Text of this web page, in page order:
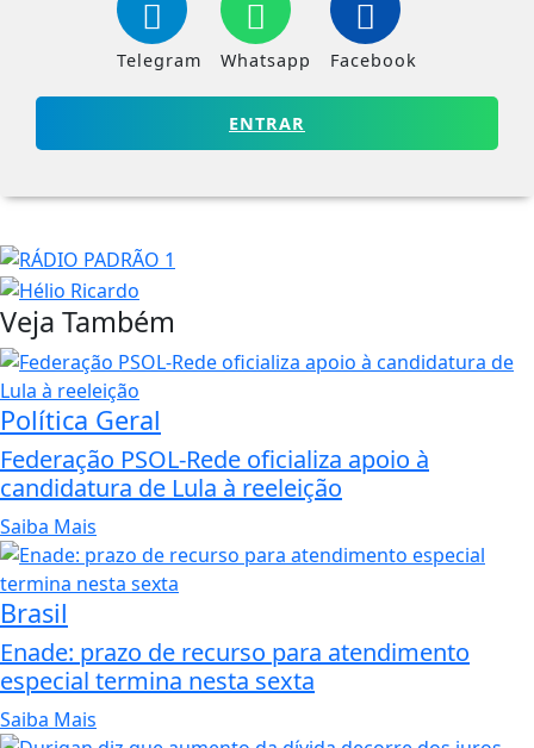
Telegram Whatsapp Facebook
ENTRAR
Veja Também
Política Geral
Federação PSOL-Rede oficializa apoio à
candidatura de Lula à reeleição
Saiba Mais
Brasil
Enade: prazo de recurso para atendimento
especial termina nesta sexta
Saiba Mais